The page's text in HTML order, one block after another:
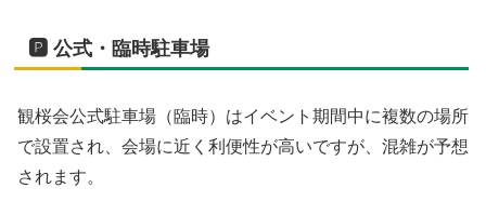
🅿️ 公式・臨時駐車場
観桜会公式駐車場（臨時）はイベント期間中に複数の場所
で設置され、会場に近く利便性が高いですが、混雑が予想
されます。